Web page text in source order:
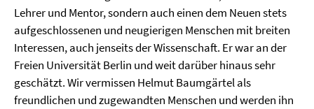
Lehrer und Mentor, sondern auch einen dem Neuen stets
aufgeschlossenen und neugierigen Menschen mit breiten
Interessen, auch jenseits der Wissenschaft. Er war an der
Freien Universität Berlin und weit darüber hinaus sehr
geschätzt. Wir vermissen Helmut Baumgärtel als
freundlichen und zugewandten Menschen und werden ihn